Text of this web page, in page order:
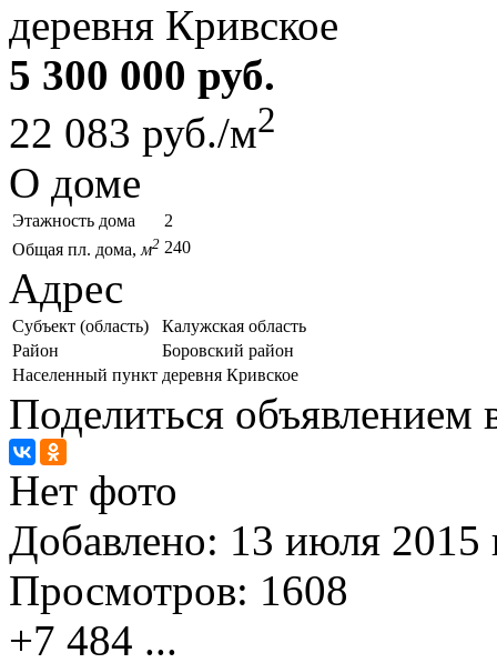
деревня Кривское
5 300 000 руб.
22 083 руб./м2
О доме
Этажность дома
2
Общая пл. дома, м2 240
Адрес
Субъект (область)
Калужская область
Район
Боровский район
Населенный пункт деревня Кривское
Поделиться объявлением
Нет фото
Добавлено: 13 июля 2015
Просмотров: 1608
+7 484 ...